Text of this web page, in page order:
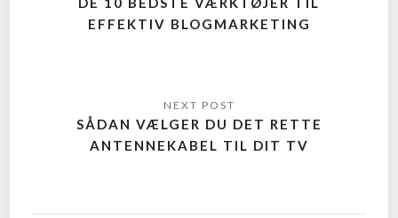
EFFEKTIV BLOGMARKETING
SÅDAN VÆLGER DU DET RETTE
ANTENNEKABEL TIL DIT TV